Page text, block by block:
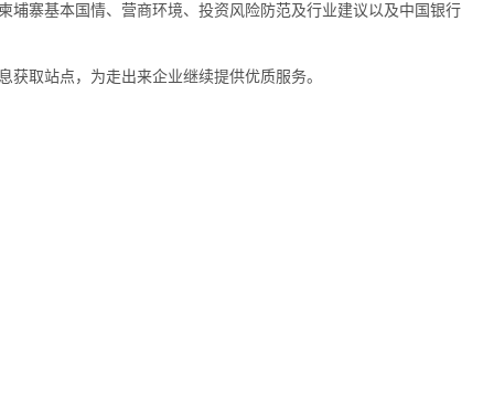
埔寨基本国情、营商环境、投资风险防范及行业建议以及中国银行
取站点，为走出来企业继续提供优质服务。